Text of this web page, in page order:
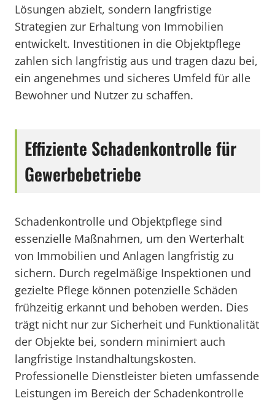
Lösungen abzielt, sondern langfristige
Strategien zur Erhaltung von Immobilien
entwickelt. Investitionen in die Objektpflege
zahlen sich langfristig aus und tragen dazu bei,
ein angenehmes und sicheres Umfeld für alle
Bewohner und Nutzer zu schaffen.
Effiziente Schadenkontrolle für
Gewerbebetriebe
Schadenkontrolle und Objektpflege sind
essenzielle Maßnahmen, um den Werterhalt
von Immobilien und Anlagen langfristig zu
sichern. Durch regelmäßige Inspektionen und
gezielte Pflege können potenzielle Schäden
frühzeitig erkannt und behoben werden. Dies
trägt nicht nur zur Sicherheit und Funktionalität
der Objekte bei, sondern minimiert auch
langfristige Instandhaltungskosten.
Professionelle Dienstleister bieten umfassende
Leistungen im Bereich der Schadenkontrolle